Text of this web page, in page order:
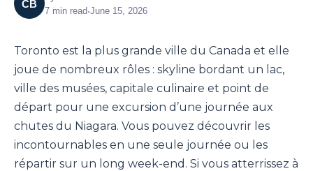
CB
7 min read•June 15, 2026
Toronto est la plus grande ville du Canada et elle
joue de nombreux rôles : skyline bordant un lac,
ville des musées, capitale culinaire et point de
départ pour une excursion d’une journée aux
chutes du Niagara. Vous pouvez découvrir les
incontournables en une seule journée ou les
répartir sur un long week-end. Si vous atterrissez à